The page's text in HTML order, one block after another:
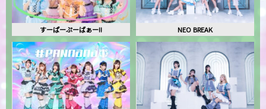
すーぱーぷーばぁー!! NEO BREAK